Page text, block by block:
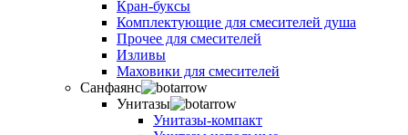
Кран-буксы
Комплектующие для смесителей душа
Прочее для смесителей
Изливы
Маховики для смесителей
Санфаянс
Унитазы
Унитазы-компакт